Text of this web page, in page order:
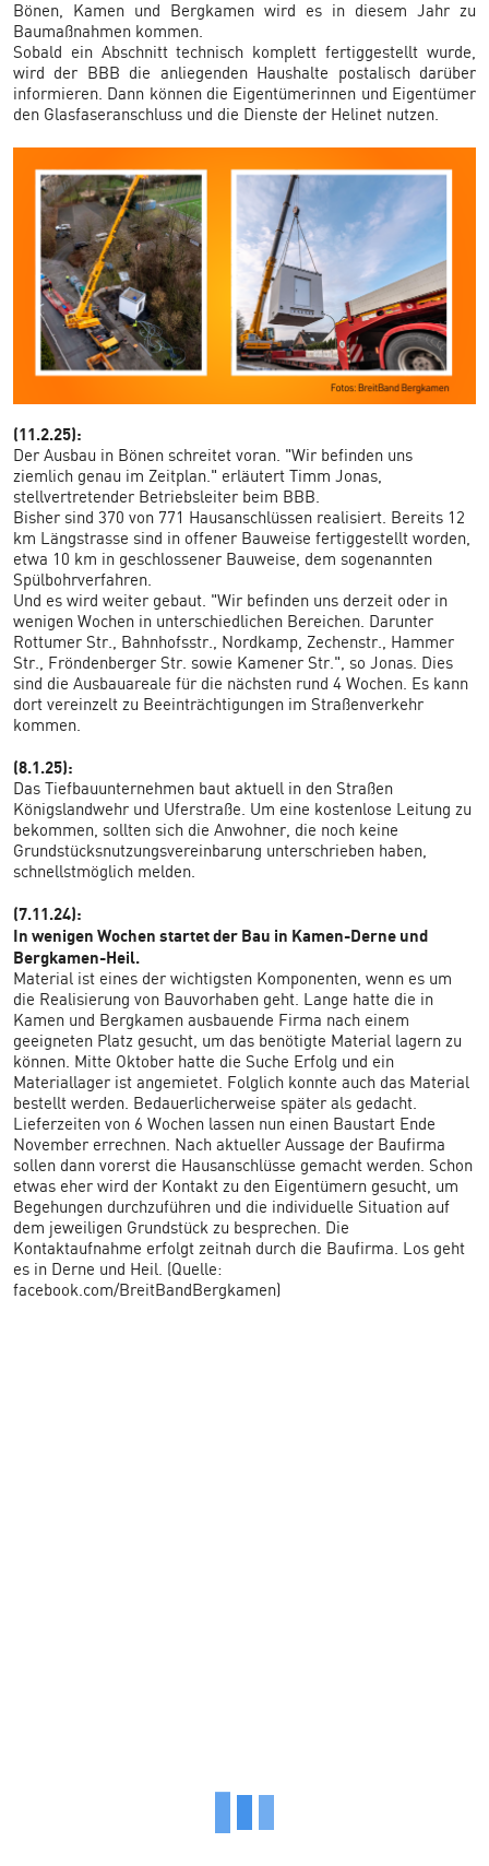
Bönen, Kamen und Bergkamen wird es in diesem Jahr zu
Baumaßnahmen kommen.
Sobald ein Abschnitt technisch komplett fertiggestellt wurde,
wird der BBB die anliegenden Haushalte postalisch darüber
informieren. Dann können die Eigentümerinnen und Eigentümer
den Glasfaseranschluss und die Dienste der Helinet nutzen.
(11.2.25):
Der Ausbau in Bönen schreitet voran. "Wir befinden uns
ziemlich genau im Zeitplan." erläutert Timm Jonas,
stellvertretender Betriebsleiter beim BBB.
Bisher sind 370 von 771 Hausanschlüssen realisiert. Bereits 12
km Längstrasse sind in offener Bauweise fertiggestellt worden,
etwa 10 km in geschlossener Bauweise, dem sogenannten
Spülbohrverfahren.
Und es wird weiter gebaut. "Wir befinden uns derzeit oder in
wenigen Wochen in unterschiedlichen Bereichen. Darunter
Rottumer Str., Bahnhofsstr., Nordkamp, Zechenstr., Hammer
Str., Fröndenberger Str. sowie Kamener Str.", so Jonas. Dies
sind die Ausbauareale für die nächsten rund 4 Wochen. Es kann
dort vereinzelt zu Beeinträchtigungen im Straßenverkehr
kommen.
(8.1.25):
Das Tiefbauunternehmen baut aktuell in den Straßen
Königslandwehr und Uferstraße. Um eine kostenlose Leitung zu
bekommen, sollten sich die Anwohner, die noch keine
Grundstücksnutzungsvereinbarung unterschrieben haben,
schnellstmöglich melden.
(7.11.24):
In wenigen Wochen startet der Bau in Kamen-Derne und
Bergkamen-Heil.
Material ist eines der wichtigsten Komponenten, wenn es um
die Realisierung von Bauvorhaben geht. Lange hatte die in
Kamen und Bergkamen ausbauende Firma nach einem
geeigneten Platz gesucht, um das benötigte Material lagern zu
können. Mitte Oktober hatte die Suche Erfolg und ein
Materiallager ist angemietet. Folglich konnte auch das Material
bestellt werden. Bedauerlicherweise später als gedacht.
Lieferzeiten von 6 Wochen lassen nun einen Baustart Ende
November errechnen. Nach aktueller Aussage der Baufirma
sollen dann vorerst die Hausanschlüsse gemacht werden. Schon
etwas eher wird der Kontakt zu den Eigentümern gesucht, um
Begehungen durchzuführen und die individuelle Situation auf
dem jeweiligen Grundstück zu besprechen. Die
Kontaktaufnahme erfolgt zeitnah durch die Baufirma. Los geht
es in Derne und Heil. (Quelle:
facebook.com/BreitBandBergkamen)